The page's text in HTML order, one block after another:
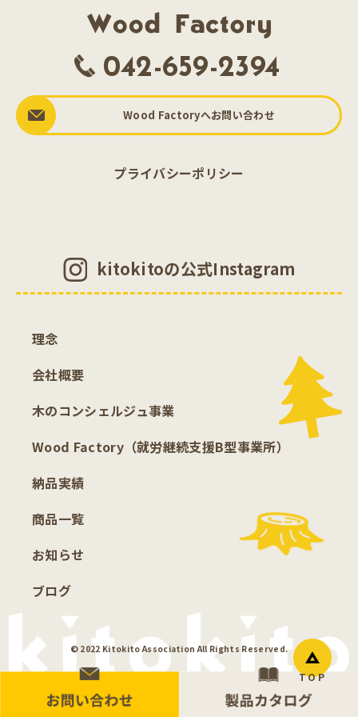
TOP
042-659-2394
Wood Factoryへお問い合わせ
プライバシーポリシー
kitokitoの公式Instagram
理念
会社概要
木のコンシェルジュ事業
Wood Factory（就労継続支援B型事業所）
納品実績
商品一覧
お知らせ
ブログ
© 2022 Kitokito Association All Rights Reserved.